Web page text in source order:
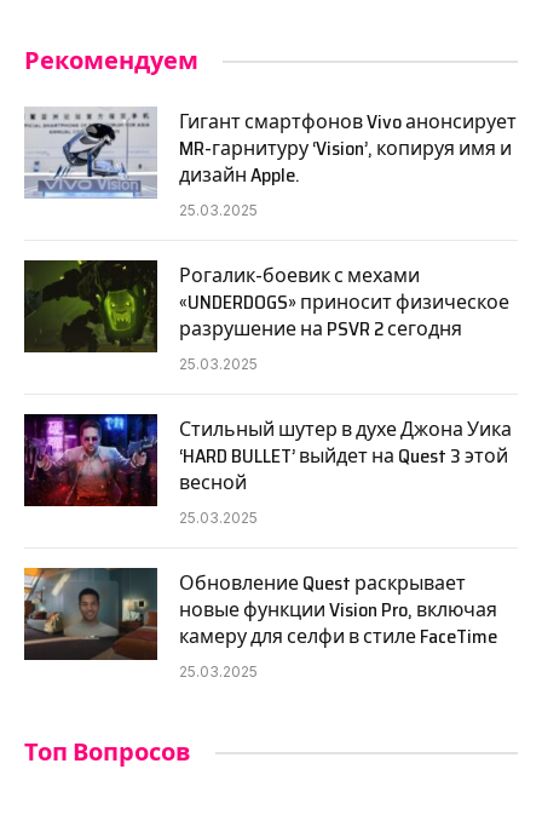
Рекомендуем
Гигант смартфонов Vivo анонсирует
MR-гарнитуру ‘Vision’, копируя имя и
дизайн Apple.
25.03.2025
Рогалик-боевик с мехами
«UNDERDOGS» приносит физическое
разрушение на PSVR 2 сегодня
25.03.2025
Стильный шутер в духе Джона Уика
‘HARD BULLET’ выйдет на Quest 3 этой
весной
25.03.2025
Обновление Quest раскрывает
новые функции Vision Pro, включая
камеру для селфи в стиле FaceTime
25.03.2025
Топ Вопросов